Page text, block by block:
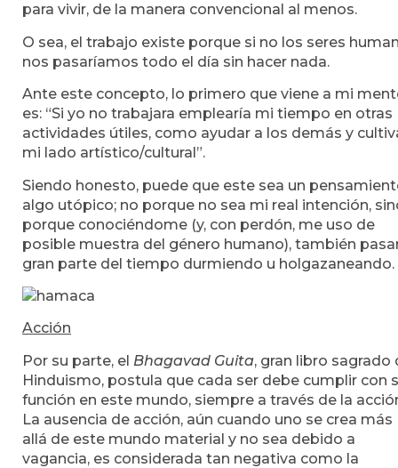
para vivir, de la manera convencional al menos.
O sea, el trabajo existe porque si no los seres
nos pasaríamos todo el día sin hacer nada.
Ante este concepto, lo primero que viene a mi
es: “Si yo no trabajara emplearía mi tiempo en otras
actividades útiles, como ayudar a los demás y
mi lado artístico/cultural”.
Siendo honesto, puede que este sea un
algo utópico; no porque no sea mi real intención,
porque conociéndome (y, con perdón, me uso de
posible muestra del género humano), también
gran parte del tiempo durmiendo u holgazaneando.
Acción
Por su parte, el Bhagavad Guita, gran libro sagrado
Hinduismo, postula que cada ser debe cumplir con
función en este mundo, siempre a través de la
La ausencia de acción, aún cuando uno se crea más
allá de este mundo material y no sea debido a
vagancia, es considerada tan negativa como la